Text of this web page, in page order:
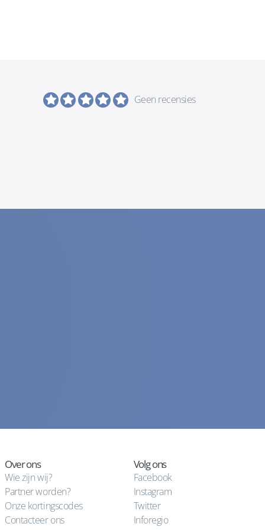
Geen recensies
Over ons
Wie zijn wij?
Partner worden?
Onze kortingscodes
Contacteer ons
Volg ons
Facebook
Instagram
Twitter
Inforegio